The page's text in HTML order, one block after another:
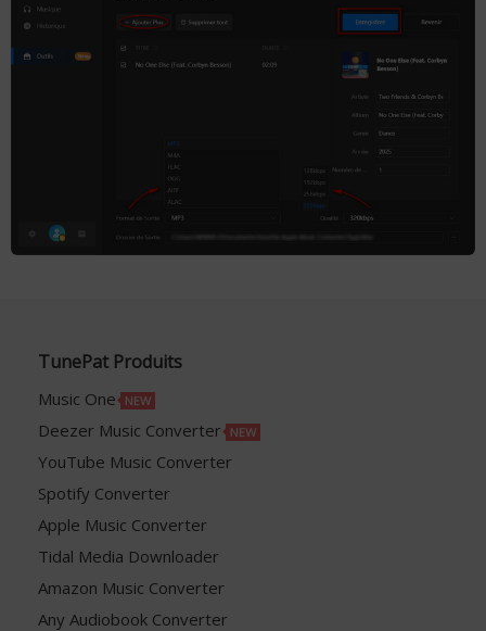
TunePat Produits
Music One
Deezer Music Converter
YouTube Music Converter
Spotify Converter
Apple Music Converter
Tidal Media Downloader
Amazon Music Converter
Any Audiobook Converter